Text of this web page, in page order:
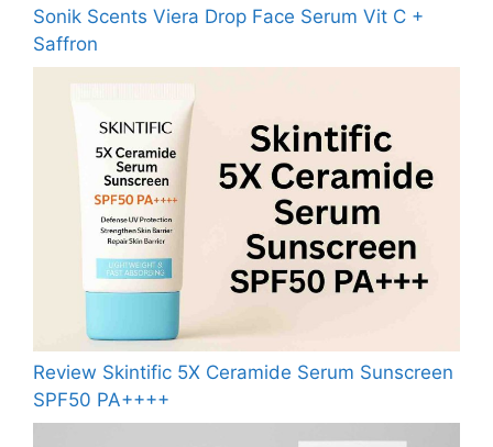
Sonik Scents Viera Drop Face Serum Vit C +
Saffron
Review Skintific 5X Ceramide Serum Sunscreen
SPF50 PA++++